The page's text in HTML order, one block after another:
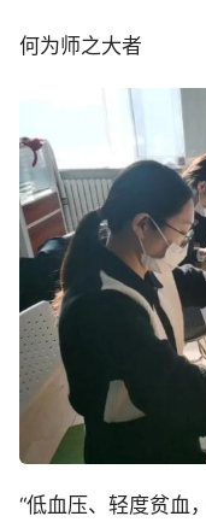
何为师之大者
“低血压、轻度贫血